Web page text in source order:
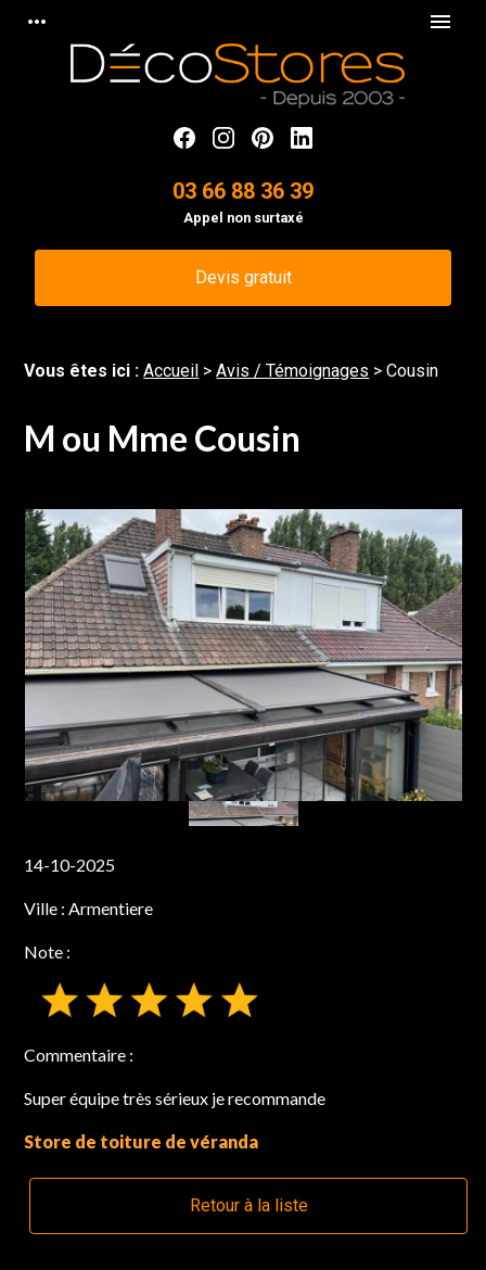
more_horiz menu
03 66 88 36 39
Appel non surtaxé
Devis gratuit
Vous êtes ici :Accueil >Avis / Témoignages >Cousin
M ou Mme Cousin
14-10-2025
Ville : Armentiere
Note :
Commentaire :
Super équipe très sérieux je recommande
Store de toiture de véranda
Retour à la liste